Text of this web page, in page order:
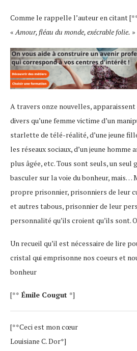
Comme le rappelle l’auteur en citant
« Amour, fléau du monde, exécrable folie. »
A travers onze nouvelles, apparaissent
divers qu’une femme victime d’un
starlette de télé-réalité, d’une jeune
les réseaux sociaux, d’un jeune homme
plus âgée, etc. Tous sont seuls, un
basculer sur la voie du bonheur, mais…
propre prisonnier, prisonniers de leur
et autres tabous, prisonnier de leur
personnalité qu’ils croient qu’ils sont.
Un recueil qu’il est nécessaire de lire
cristal qui emprisonne nos coeurs et
bonheur
[** Émile Cougut *]
[**Ceci est mon cœur
Louisiane C. Dor*]